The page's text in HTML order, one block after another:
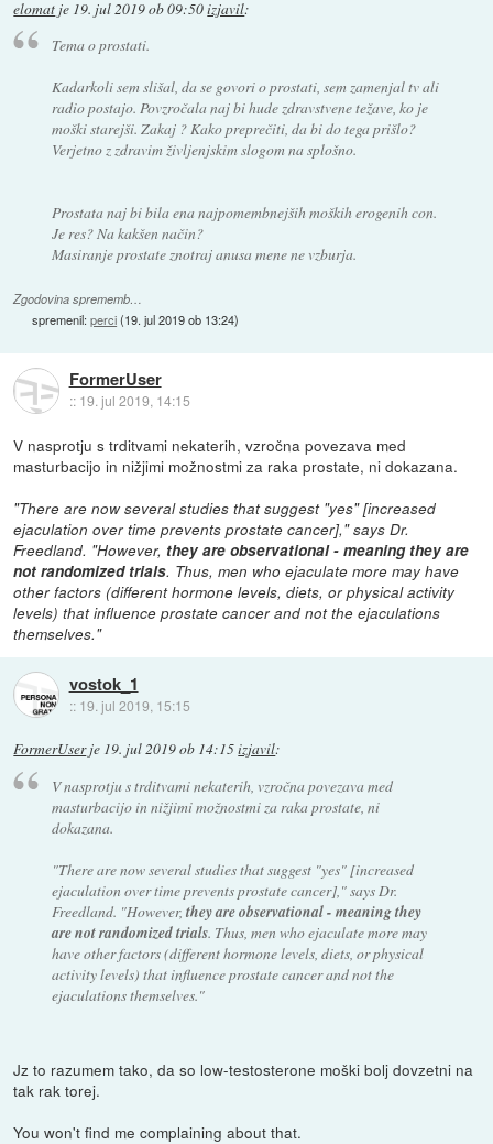
elomat je 19. jul 2019 ob 09:50izjavil:
Tema o prostati.
Kadarkoli sem slišal, da se govori o prostati, sem zamenjal tv ali
radio postajo. Povzročala naj bi hude zdravstvene težave, ko je
moški starejši. Zakaj ? Kako preprečiti, da bi do tega prišlo?
Verjetno z zdravim življenjskim slogom na splošno.
Prostata naj bi bila ena najpomembnejših moških erogenih con.
Je res? Na kakšen način?
Masiranje prostate znotraj anusa mene ne vzburja.
Zgodovina sprememb…
spremenil:perci(19. jul 2019 ob 13:24)
FormerUser
:: 19. jul 2019, 14:15
V nasprotju s trditvami nekaterih, vzročna povezava med
masturbacijo in nižjimi možnostmi za raka prostate, ni dokazana.
"There are now several studies that suggest "yes" [increased
ejaculation over time prevents prostate cancer]," says Dr.
Freedland. "However, they are observational - meaning they are
not randomized trials. Thus, men who ejaculate more may have
other factors (different hormone levels, diets, or physical activity
levels) that influence prostate cancer and not the ejaculations
themselves."
vostok_1
:: 19. jul 2019, 15:15
FormerUserje 19. jul 2019 ob 14:15izjavil:
V nasprotju s trditvami nekaterih, vzročna povezava med
masturbacijo in nižjimi možnostmi za raka prostate, ni
dokazana.
"There are now several studies that suggest "yes" [increased
ejaculation over time prevents prostate cancer]," says Dr.
Freedland. "However, they are observational - meaning they
are not randomized trials. Thus, men who ejaculate more may
have other factors (different hormone levels, diets, or physical
activity levels) that influence prostate cancer and not the
ejaculations themselves."
Jz to razumem tako, da so low-testosterone moški bolj dovzetni na
tak rak torej.
You won't find me complaining about that.